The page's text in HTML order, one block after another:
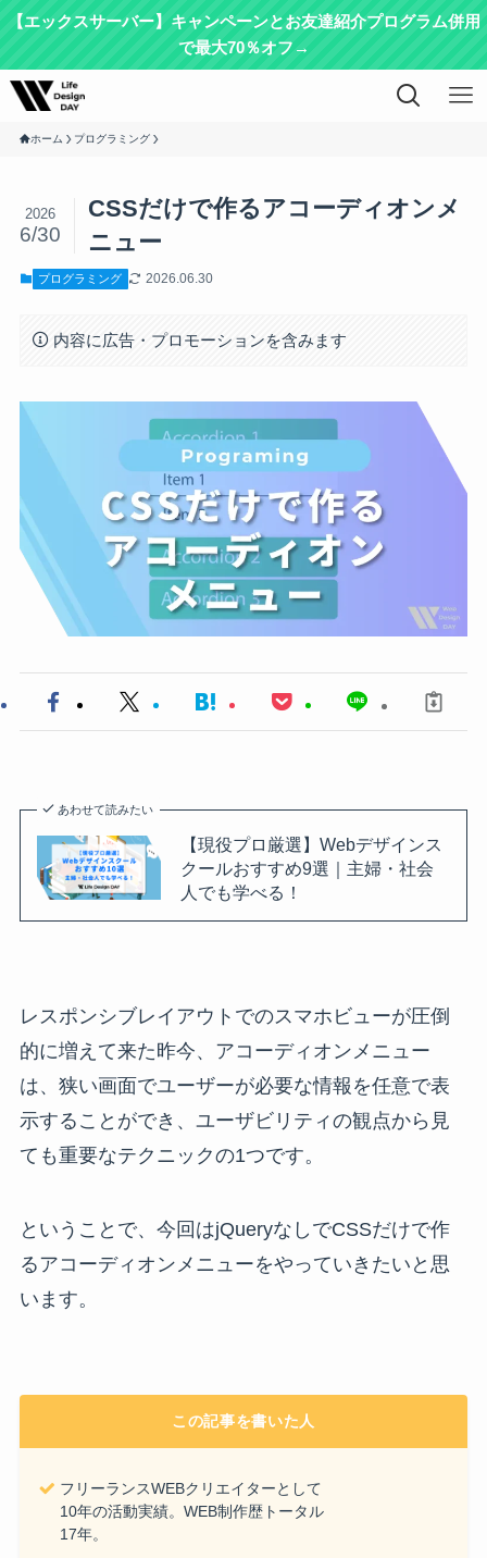
【エックスサーバー】キャンペーンとお友達紹介プログラム併用
で最大70％オフ→
ホーム プログラミング
CSSだけで作るアコーディオンメ
ニュー
2026
6/30
プログラミング 2026.06.30
内容に広告・プロモーションを含みます
あわせて読みたい
【現役プロ厳選】Webデザインス
クールおすすめ9選｜主婦・社会
人でも学べる！
レスポンシブレイアウトでのスマホビューが圧倒
的に増えて来た昨今、アコーディオンメニュー
は、狭い画面でユーザーが必要な情報を任意で表
示することができ、ユーザビリティの観点から見
ても重要なテクニックの1つです。
ということで、今回はjQueryなしでCSSだけで作
るアコーディオンメニューをやっていきたいと思
います。
この記事を書いた人
フリーランスWEBクリエイターとして
10年の活動実績。WEB制作歴トータル
17年。